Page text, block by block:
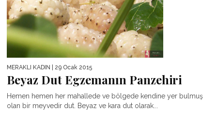
MERAKLI KADIN | 29 Ocak 2015
Beyaz Dut Egzemanın Panzehiri
Hemen hemen her mahallede ve bölgede kendine yer bulmuş
olan bir meyvedir dut. Beyaz ve kara dut olarak...